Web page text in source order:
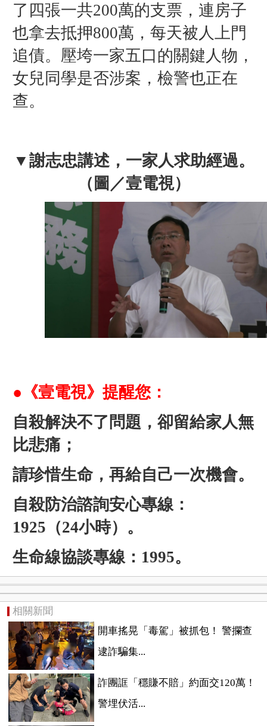
了四張一共200萬的支票，連房子
也拿去抵押800萬，每天被人上門
追債。壓垮一家五口的關鍵人物，
女兒同學是否涉案，檢警也正在
查。
▼謝志忠講述，一家人求助經過。
（圖／壹電視）
●《壹電視》提醒您：
自殺解決不了問題，卻留給家人無
比悲痛；
請珍惜生命，再給自己一次機會。
自殺防治諮詢安心專線：
1925（24小時）。
生命線協談專線：1995。
相關新聞
開車搖晃「毒駕」被抓包！ 警攔查
逮詐騙集...
詐團誆「穩賺不賠」約面交120萬！
警埋伏活...